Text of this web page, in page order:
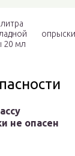
20 мл
не опасен